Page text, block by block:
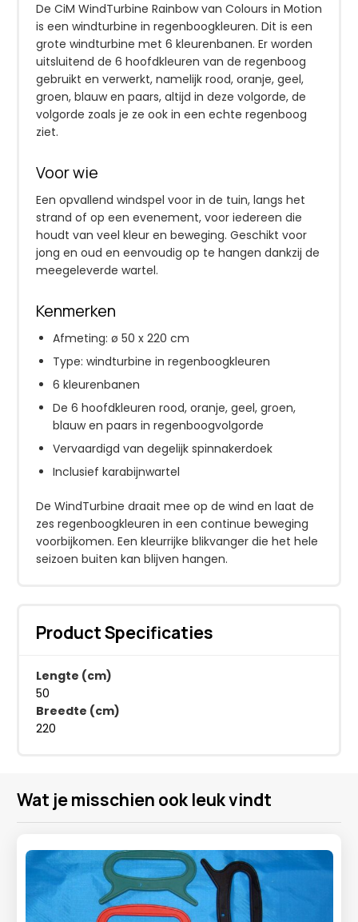
De CiM WindTurbine Rainbow van Colours in Motion
is een windturbine in regenboogkleuren. Dit is een
grote windturbine met 6 kleurenbanen. Er worden
uitsluitend de 6 hoofdkleuren van de regenboog
gebruikt en verwerkt, namelijk rood, oranje, geel,
groen, blauw en paars, altijd in deze volgorde, de
volgorde zoals je ze ook in een echte regenboog
ziet.
Voor wie
Een opvallend windspel voor in de tuin, langs het
strand of op een evenement, voor iedereen die
houdt van veel kleur en beweging. Geschikt voor
jong en oud en eenvoudig op te hangen dankzij de
meegeleverde wartel.
Kenmerken
Afmeting: ø 50 x 220 cm
Type: windturbine in regenboogkleuren
6 kleurenbanen
De 6 hoofdkleuren rood, oranje, geel, groen,
blauw en paars in regenboogvolgorde
Vervaardigd van degelijk spinnakerdoek
Inclusief karabijnwartel
De WindTurbine draait mee op de wind en laat de
zes regenboogkleuren in een continue beweging
voorbijkomen. Een kleurrijke blikvanger die het hele
seizoen buiten kan blijven hangen.
Product Specificaties
Lengte (cm)
50
Breedte (cm)
220
Wat je misschien ook leuk vindt